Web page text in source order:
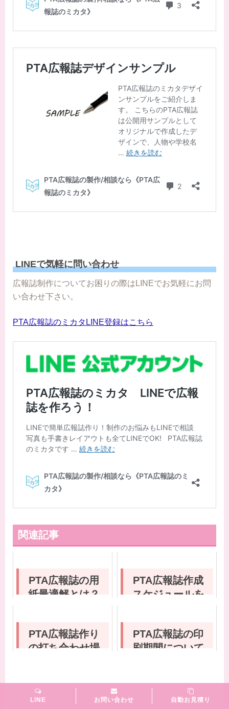
LINEで気軽に問い合わせ
広報誌制作についてお困りの際はLINEでお気軽にお問
い合わせ下さい。
PTA広報誌のミカタLINE登録はこちら
関連記事
PTA広報誌の用
紙最適解とは？
で解説します
PTA広報誌作成
スケジュールを
PTA広報誌作り
の打ち合わせ場
PTA広報誌の印
刷期間について
LINE お問い合わせ 自動お見積り